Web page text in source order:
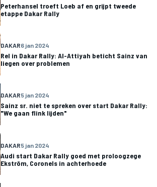
Peterhansel troeft Loeb af en grijpt tweede
etappe Dakar Rally
DAKAR6 jan 2024
Rel in Dakar Rally: Al-Attiyah beticht Sainz van
liegen over problemen
DAKAR5 jan 2024
Sainz sr. niet te spreken over start Dakar Rally:
"We gaan flink lijden"
DAKAR5 jan 2024
Audi start Dakar Rally goed met proloogzege
Ekström, Coronels in achterhoede